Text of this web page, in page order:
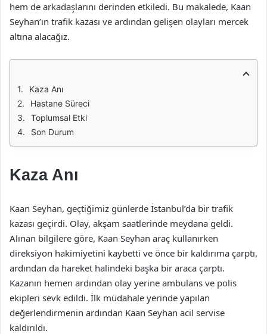
hem de arkadaşlarını derinden etkiledi. Bu makalede, Kaan
Seyhan’ın trafik kazası ve ardından gelişen olayları mercek
altına alacağız.
Kaza Anı
Hastane Süreci
Toplumsal Etki
Son Durum
Kaza Anı
Kaan Seyhan, geçtiğimiz günlerde İstanbul’da bir trafik
kazası geçirdi. Olay, akşam saatlerinde meydana geldi.
Alınan bilgilere göre, Kaan Seyhan araç kullanırken
direksiyon hakimiyetini kaybetti ve önce bir kaldırıma çarptı,
ardından da hareket halindeki başka bir araca çarptı.
Kazanın hemen ardından olay yerine ambulans ve polis
ekipleri sevk edildi. İlk müdahale yerinde yapılan
değerlendirmenin ardından Kaan Seyhan acil servise
kaldırıldı.